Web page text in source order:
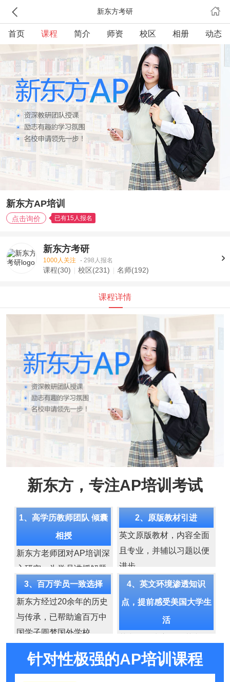
新东方考研
首页 课程 简介 师资 校区 相册 动态
新东方AP培训
点击询价 已有15人报名
新东方考研
1000人关注 · 298人报名
课程(30) 校区(231) 名师(192)
课程详情
新东方，专注AP培训考试
1、高学历教师团队 倾囊
相授
新东方老师团对AP培训深
入研究，为学员讲授解题
规律、技巧，将考点、难
点各个击破。
2、原版教材引进
英文原版教材，内容全面
且专业，并辅以习题以便
进步。
3、百万学员一致选择
新东方经过20余年的历史
与传承，已帮助逾百万中
国学子圆梦国外学校。
4、英文环境渗透知识
点，提前感受美国大学生
活
境中强化AP培训考试知识
点，并兼顾中国学生学习
针对性极强的AP培训课程